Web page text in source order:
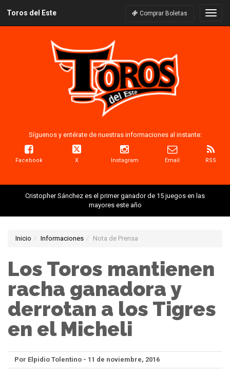
Toros del Este Comprar Boletas
Síguenos y entérate de nuestras informaciones al instante:
Facebook X Instagram Email RSS
Cristopher Sánchez es el primer ganador de 15 juegos en las
mayores este año
Inicio Informaciones Nota de Prensa
Los Toros mantienen
racha ganadora y
derrotan a los Tigres
en el Micheli
Por Elpidio Tolentino - 11 de noviembre, 2016